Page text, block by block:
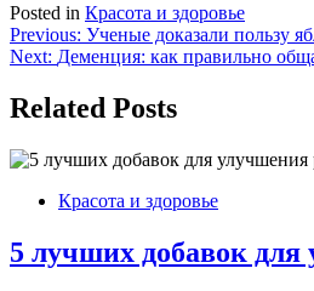
Posted in Красота и здоровье
Навигация
по
записям
Previous: Ученые доказали пользу
Next: Деменция: как правильно
Related Posts
Красота и здоровье
5 лучших добавок